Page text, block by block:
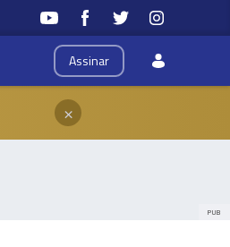
Assinar
×
PUB